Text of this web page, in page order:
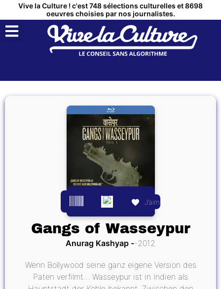
Vive la Culture ! c'est 748 sélections culturelles et 8698
oeuvres choisies par nos journalistes.
J’aime
Gangs of Wasseypur
Anurag Kashyap 2012
Wenn Bollywood seine ganz eigene Version des
Paten verfilmt… Wasseypur ist in Indien als